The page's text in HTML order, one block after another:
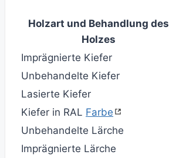
Holzart und Behandlung des
Holzes
Imprägnierte Kiefer
Unbehandelte Kiefer
Lasierte Kiefer
Kiefer in RAL Farbe
Unbehandelte Lärche
Imprägnierte Lärche